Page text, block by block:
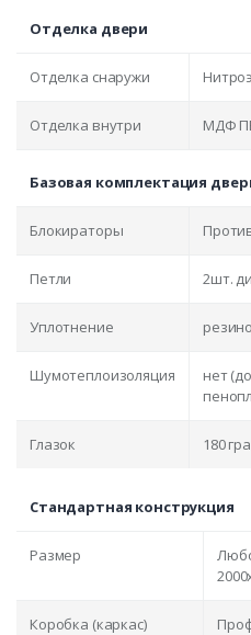
Отделка двери
Отделка снаружи
Отделка внутри МДФ
Базовая комплектация
Блокираторы
Петли 2шт.
Уплотнение
Шумотеплоизоляция
нет
Глазок 180
Стандартная конструкция
Размер
Коробка (каркас)